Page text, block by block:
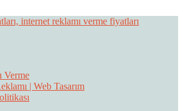
Açma, İnternet Sitesi
Verme
| Web Tasarım